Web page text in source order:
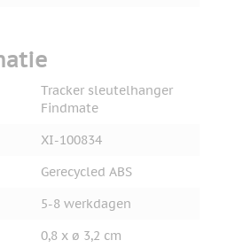
Tracker sleutelhanger
Findmate
XI-100834
Gerecycled ABS
5-8 werkdagen
0,8 x ø 3,2 cm